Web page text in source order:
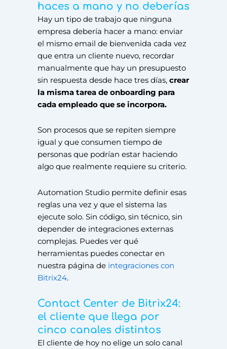
haces a mano y no deberías
Hay un tipo de trabajo que ninguna
empresa debería hacer a mano: enviar
el mismo email de bienvenida cada vez
que entra un cliente nuevo, recordar
manualmente que hay un presupuesto
sin respuesta desde hace tres días, crear
la misma tarea de onboarding para
cada empleado que se incorpora.
Son procesos que se repiten siempre
igual y que consumen tiempo de
personas que podrían estar haciendo
algo que realmente requiere su criterio.
Automation Studio permite definir esas
reglas una vez y que el sistema las
ejecute solo. Sin código, sin técnico, sin
depender de integraciones externas
complejas. Puedes ver qué
herramientas puedes conectar en
nuestra página de integraciones con
Bitrix24.
Contact Center de Bitrix24:
el cliente que llega por
cinco canales distintos
El cliente de hoy no elige un solo canal